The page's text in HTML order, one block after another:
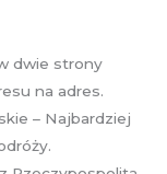
dwie strony
na adres.
– Najbardziej